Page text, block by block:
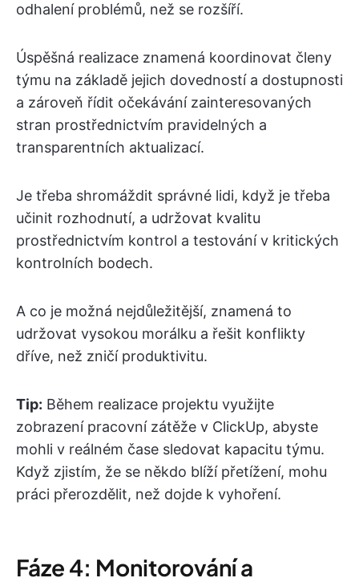
odhalení problémů, než se rozšíří.
Úspěšná realizace znamená koordinovat členy
týmu na základě jejich dovedností a dostupnosti
a zároveň řídit očekávání zainteresovaných
stran prostřednictvím pravidelných a
transparentních aktualizací.
Je třeba shromáždit správné lidi, když je třeba
učinit rozhodnutí, a udržovat kvalitu
prostřednictvím kontrol a testování v kritických
kontrolních bodech.
A co je možná nejdůležitější, znamená to
udržovat vysokou morálku a řešit konflikty
dříve, než zničí produktivitu.
Tip: Během realizace projektu využijte
zobrazení pracovní zátěže v ClickUp, abyste
mohli v reálném čase sledovat kapacitu týmu.
Když zjistím, že se někdo blíží přetížení, mohu
práci přerozdělit, než dojde k vyhoření.
Fáze 4: Monitorování a